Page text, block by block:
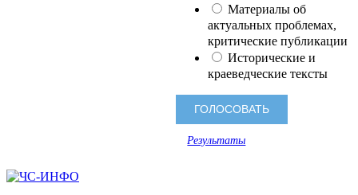
Материалы об
актуальных проблемах,
критические публикации
Исторические и
краеведческие тексты
Результаты